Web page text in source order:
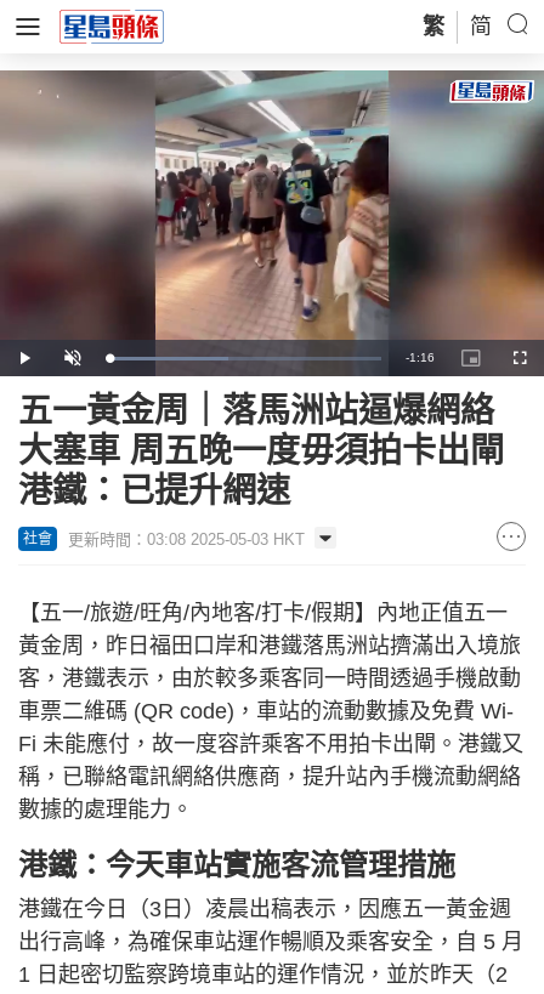
繁 简
Play Unmute Loaded:
43.67%
Remaining
Time
-1:16
Picture-
in-
五一黃金周｜落馬洲站逼爆網絡
大塞車 周五晚一度毋須拍卡出閘
港鐵：已提升網速
社會 更新時間：03:08 2025-05-03 HKT
【五一/旅遊/旺角/內地客/打卡/假期】內地正值五一
黃金周，昨日福田口岸和港鐵落馬洲站擠滿出入境旅
客，港鐵表示，由於較多乘客同一時間透過手機啟動
車票二維碼 (QR code)，車站的流動數據及免費 Wi-
Fi 未能應付，故一度容許乘客不用拍卡出閘。港鐵又
稱，已聯絡電訊網絡供應商，提升站內手機流動網絡
數據的處理能力。
港鐵：今天車站實施客流管理措施
港鐵在今日（3日）凌晨出稿表示，因應五一黃金週
出行高峰，為確保車站運作暢順及乘客安全，自 5 月
1 日起密切監察跨境車站的運作情況，並於昨天（2